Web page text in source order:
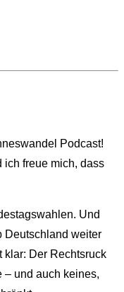
Podcast!
ich freue mich, dass
Und
Deutschland weiter
klar: Der Rechtsruck
– und auch keines,